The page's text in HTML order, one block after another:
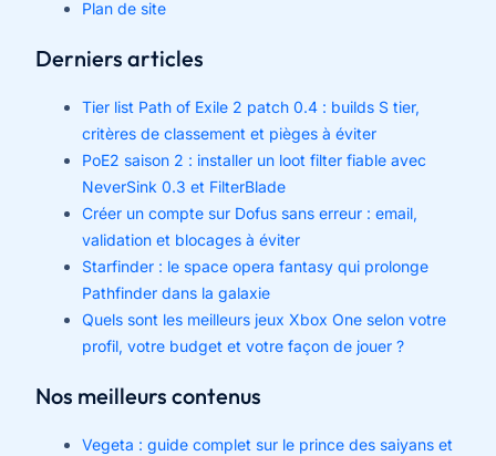
Plan de site
Derniers articles
Tier list Path of Exile 2 patch 0.4 : builds S tier,
critères de classement et pièges à éviter
PoE2 saison 2 : installer un loot filter fiable avec
NeverSink 0.3 et FilterBlade
Créer un compte sur Dofus sans erreur : email,
validation et blocages à éviter
Starfinder : le space opera fantasy qui prolonge
Pathfinder dans la galaxie
Quels sont les meilleurs jeux Xbox One selon votre
profil, votre budget et votre façon de jouer ?
Nos meilleurs contenus
Vegeta : guide complet sur le prince des saiyans et